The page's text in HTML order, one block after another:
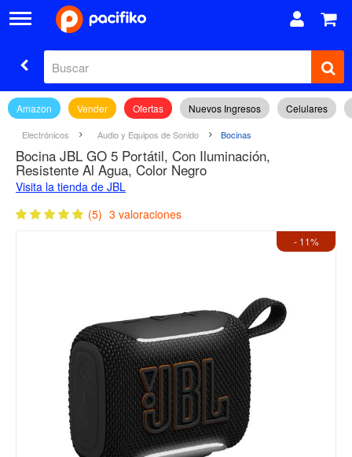
Amazon Vender Ofertas Nuevos Ingresos Celulares
Electrónicos Audio y Equipos de Sonido Bocinas
Bocina JBL GO 5 Portátil, Con Iluminación,
Resistente Al Agua, Color Negro
Visita la tienda de JBL
(5) 3 valoraciones
- 11%